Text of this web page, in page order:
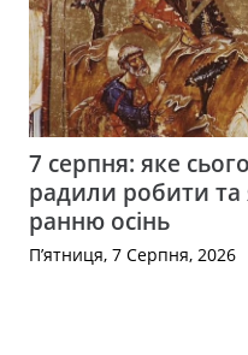
7 серпня: яке
радили робити та
ранню осінь
П’ятниця, 7 Серпня, 2026